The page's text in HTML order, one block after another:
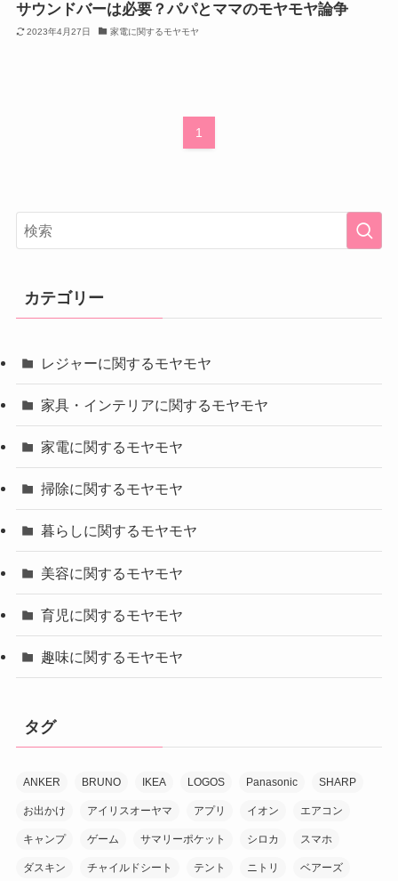
サウンドバーは必要？パパとママのモヤモヤ論争
2023年4月27日 家電に関するモヤモヤ
1
カテゴリー
レジャーに関するモヤモヤ
家具・インテリアに関するモヤモヤ
家電に関するモヤモヤ
掃除に関するモヤモヤ
暮らしに関するモヤモヤ
美容に関するモヤモヤ
育児に関するモヤモヤ
趣味に関するモヤモヤ
タグ
ANKER BRUNO IKEA LOGOS Panasonic SHARP
お出かけ アイリスオーヤマ アプリ イオン エアコン
キャンプ ゲーム サマリーポケット シロカ スマホ
ダスキン チャイルドシート テント ニトリ ベアーズ